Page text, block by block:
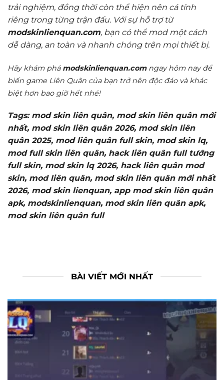
trải nghiệm, đồng thời còn thể hiện nên cá tính
riêng trong từng trận đấu. Với sự hỗ trợ từ
modskinlienquan.com, bạn có thể mod một cách
dễ dàng, an toàn và nhanh chóng trên mọi thiết bị.
Hãy khám phá modskinlienquan.comngay hôm nay để
biến game Liên Quân của bạn trở nên độc đáo và khác
biệt hơn bao giờ hết nhé!
Tags: mod skin liên quân, mod skin liên quân mới
nhất, mod skin liên quân 2026, mod skin liên
quân 2025, mod liên quân full skin, mod skin lq,
mod full skin liên quân, hack liên quân full tướng
full skin, mod skin lq 2026, hack liên quân mod
skin, mod liên quân, mod skin liên quân mới nhất
2026, mod skin lienquan, app mod skin liên quân
apk, modskinlienquan, mod skin liên quân apk,
mod skin liên quân full
BÀI VIẾT MỚI NHẤT